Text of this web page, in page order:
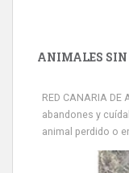
ANIMALES SIN
RED CANARIA DE
abandones y
animal perdido o